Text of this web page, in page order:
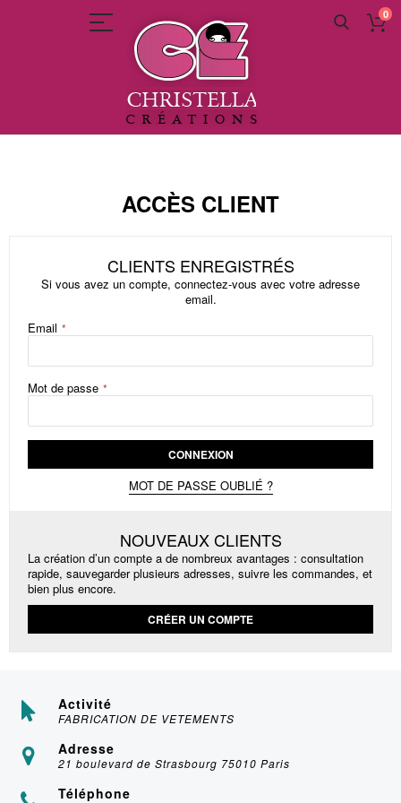
0
Allez
ACCÈS CLIENT
CLIENTS ENREGISTRÉS
Si vous avez un compte, connectez-vous avec votre adresse
email.
Email
Mot de passe
CONNEXION
MOT DE PASSE OUBLIÉ ?
NOUVEAUX CLIENTS
La création d’un compte a de nombreux avantages : consultation
rapide, sauvegarder plusieurs adresses, suivre les commandes, et
bien plus encore.
CRÉER UN COMPTE
Activité
FABRICATION DE VETEMENTS
Adresse
21 boulevard de Strasbourg 75010 Paris
Téléphone